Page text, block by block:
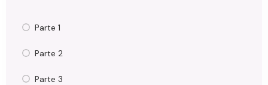
Parte 1
Parte 2
Parte 3